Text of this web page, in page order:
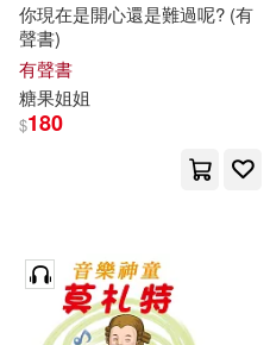
你現在是開心還是難過呢? (有
聲書)
有聲書
糖果姐姐
$180